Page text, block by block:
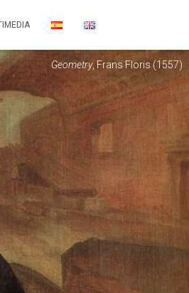
Geometry, Frans Floris (1557)